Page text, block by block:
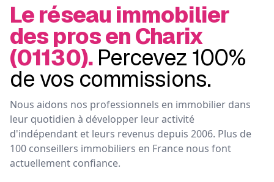
Le réseau immobilier
des pros en Charix
(01130). Percevez 100%
de vos commissions.
Nous aidons nos professionnels en immobilier dans
leur quotidien à développer leur activité
d'indépendant et leurs revenus depuis 2006. Plus de
100 conseillers immobiliers en France nous font
actuellement confiance.